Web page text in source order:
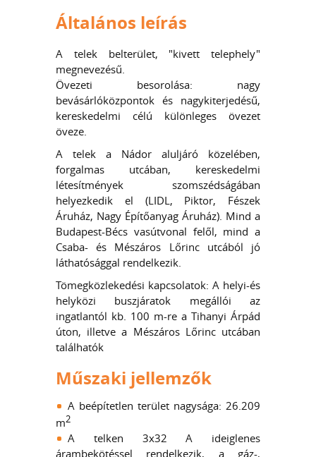
Általános leírás
A telek belterület, "kivett telephely"
megnevezésű.
Övezeti besorolása: nagy
bevásárlóközpontok és nagykiterjedésű,
kereskedelmi célú különleges övezet
öveze.
A telek a Nádor aluljáró közelében,
forgalmas utcában, kereskedelmi
létesítmények szomszédságában
helyezkedik el (LIDL, Piktor, Fészek
Áruház, Nagy Építőanyag Áruház). Mind a
Budapest-Bécs vasútvonal felől, mind a
Csaba- és Mészáros Lőrinc utcából jó
láthatósággal rendelkezik.
Tömegközlekedési kapcsolatok: A helyi-és
helyközi buszjáratok megállói az
ingatlantól kb. 100 m-re a Tihanyi Árpád
úton, illetve a Mészáros Lőrinc utcában
találhatók
Műszaki jellemzők
A beépítetlen terület nagysága: 26.209
m2
A telken 3x32 A ideiglenes
árambekötéssel rendelkezik, a gáz-,